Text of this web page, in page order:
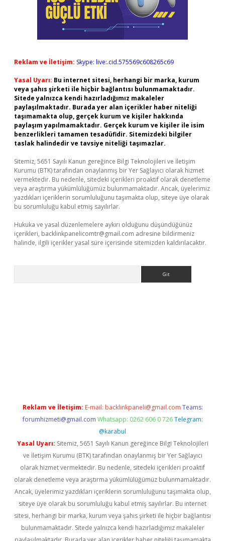
Reklam ve İletişim: Skype: live:.cid.575569c608265c69
Yasal Uyarı: Bu internet sitesi, herhangi bir marka, kurum
veya şahıs şirketi ile hiçbir bağlantısı bulunmamaktadır.
Sitede yalnızca kendi hazırladığımız makaleler
paylaşılmaktadır. Burada yer alan içerikler haber niteliği
taşımamakta olup, gerçek kurum ve kişiler hakkında
paylaşım yapılmamaktadır. Gerçek kurum ve kişiler ile isim
benzerlikleri tamamen tesadüfidir. Sitemizdeki bilgiler
taslak halindedir ve tavsiye niteliği taşımazlar.
Sitemiz, 5651 Sayılı Kanun gereğince Bilgi Teknolojileri ve İletişim
Kurumu (BTK) tarafından onaylanmış bir Yer Sağlayıcı olarak hizmet
vermektedir. Bu nedenle, sitedeki içerikleri proaktif olarak denetleme
veya araştırma yükümlülüğümüz bulunmamaktadır. Ancak, üyelerimiz
yazdıkları içeriklerin sorumluluğunu taşımakta olup, siteye üye olarak
bu sorumluluğu kabul etmiş sayılırlar.
Hukuka ve yasal düzenlemelere aykırı olduğunu düşündüğünüz
içerikleri, backlinkpanelicomtr@gmail.com adresine bildirmeniz
halinde, ilgili içerikler yasal süre içerisinde sitemizden kaldırılacaktır.
Reklam ve İletişim: E-mail: backlinkpaneli@gmail.com Teams:
forumhizmeti@gmail.com Whatsapp: 0262 606 0 726 Telegram:
@karabul
Yasal Uyarı: Sitemiz, 5651 Sayılı Kanun gereğince Bilgi Teknolojileri
ve İletişim Kurumu (BTK) tarafından onaylanmış bir Yer Sağlayıcı
olarak hizmet vermektedir. Bu nedenle, sitedeki içerikleri proaktif
olarak denetleme veya araştırma yükümlülüğümüz bulunmamaktadır.
Ancak, üyelerimiz yazdıkları içeriklerin sorumluluğunu taşımakta olup,
siteye üye olarak bu sorumluluğu kabul etmiş sayılırlar. Bu internet
sitesi, herhangi bir marka, kurum veya şahıs şirketi ile hiçbir bağlantısı
bulunmamaktadır. Sitede yalnızca kendi hazırladığımız makaleler